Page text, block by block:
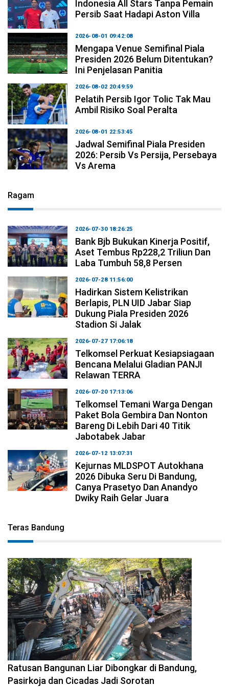
Indonesia All Stars Tanpa Pemain
Persib Saat Hadapi Aston Villa
2026-08-01 09:42:08
Mengapa Venue Semifinal Piala
Presiden 2026 Belum Ditentukan?
Ini Penjelasan Panitia
2026-08-02 20:49:59
Pelatih Persib Igor Tolic Tak Mau
Ambil Risiko Soal Peralta
2026-08-01 22:53:45
Jadwal Semifinal Piala Presiden
2026: Persib Vs Persija, Persebaya
Vs Arema
Ragam
2026-07-30 18:26:25
Bank Bjb Bukukan Kinerja Positif,
Aset Tembus Rp228,2 Triliun Dan
Laba Tumbuh 58,8 Persen
2026-07-28 11:56:00
Hadirkan Sistem Kelistrikan
Berlapis, PLN UID Jabar Siap
Dukung Piala Presiden 2026
Stadion Si Jalak
2026-07-27 17:06:18
Telkomsel Perkuat Kesiapsiagaan
Bencana Melalui Gladian PANJI
Relawan TERRA
2026-07-20 17:13:06
Telkomsel Temani Warga Dengan
Paket Bola Gembira Dan Nonton
Bareng Di Lebih Dari 40 Titik
Jabotabek Jabar
2026-07-12 13:07:31
Kejurnas MLDSPOT Autokhana
2026 Dibuka Seru Di Bandung,
Canya Prasetyo Dan Anandyo
Dwiky Raih Gelar Juara
Teras Bandung
2026-08-06 17:34:08
Ratusan Bangunan Liar Dibongkar di Bandung,
Pasirkoja dan Cicadas Jadi Sorotan